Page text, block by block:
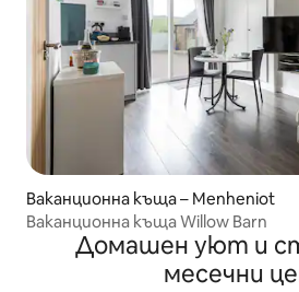
Ваканционна къща – Menheniot
Ваканционна къща Willow Barn
Домашен уют и
месечни